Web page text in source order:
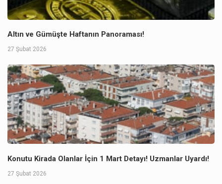
Altın ve Gümüşte Haftanın Panoraması!
27 Şubat 2026
Konutu Kirada Olanlar İçin 1 Mart Detayı! Uzmanlar Uyardı!
27 Şubat 2026